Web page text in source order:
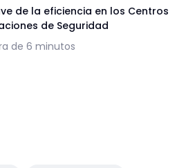
de la eficiencia en los Centros
de Seguridad
de 6 minutos